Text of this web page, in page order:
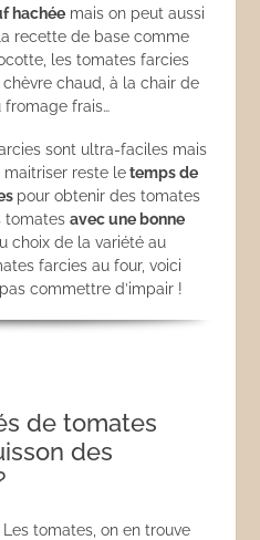
hachée mais on peut aussi
recette de base comme
les tomates farcies
chèvre chaud, à la chair de
fromage frais…
sont ultra-faciles mais
maitriser reste letemps de
pour obtenir des tomates
tomatesavec une bonne
choix de la variété au
farcies au four, voici
commettre d’impair !
de tomates
des
Les tomates, on en trouve